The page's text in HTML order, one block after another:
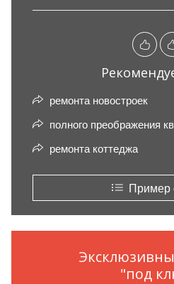
ремонта новостроек
полного преображения
ремонта коттеджа
Пример
"под